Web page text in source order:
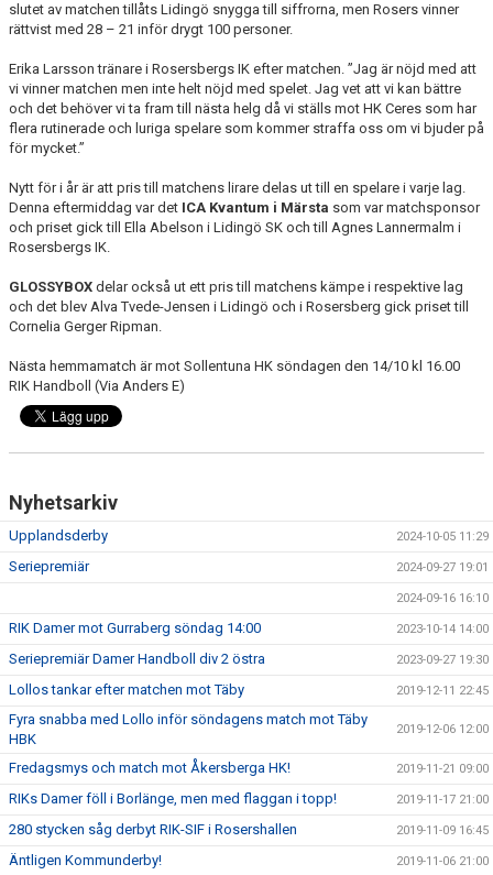
slutet av matchen tillåts Lidingö snygga till siffrorna, men Rosers vinner
rättvist med 28 – 21 inför drygt 100 personer.
Erika Larsson tränare i Rosersbergs IK efter matchen. ”Jag är nöjd med att
vi vinner matchen men inte helt nöjd med spelet. Jag vet att vi kan bättre
och det behöver vi ta fram till nästa helg då vi ställs mot HK Ceres som har
flera rutinerade och luriga spelare som kommer straffa oss om vi bjuder på
för mycket.”
Nytt för i år är att pris till matchens lirare delas ut till en spelare i varje lag.
Denna eftermiddag var det ICA Kvantum i Märsta som var matchsponsor
och priset gick till Ella Abelson i Lidingö SK och till Agnes Lannermalm i
Rosersbergs IK.
GLOSSYBOX delar också ut ett pris till matchens kämpe i respektive lag
och det blev Alva Tvede-Jensen i Lidingö och i Rosersberg gick priset till
Cornelia Gerger Ripman.
Nästa hemmamatch är mot Sollentuna HK söndagen den 14/10 kl 16.00
RIK Handboll (Via Anders E)
Nyhetsarkiv
Upplandsderby 2024-10-05 11:29
Seriepremiär 2024-09-27 19:01
2024-09-16 16:10
RIK Damer mot Gurraberg söndag 14:00 2023-10-14 14:00
Seriepremiär Damer Handboll div 2 östra 2023-09-27 19:30
Lollos tankar efter matchen mot Täby 2019-12-11 22:45
Fyra snabba med Lollo inför söndagens match mot Täby
HBK
2019-12-06 12:00
Fredagsmys och match mot Åkersberga HK! 2019-11-21 09:00
RIKs Damer föll i Borlänge, men med flaggan i topp! 2019-11-17 21:00
280 stycken såg derbyt RIK-SIF i Rosershallen 2019-11-09 16:45
Äntligen Kommunderby! 2019-11-06 21:00